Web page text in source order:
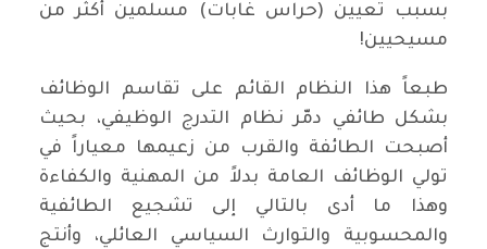
بسبب تعيين (حراس غابات) مسلمين أكثر من
مسيحيين!
طبعاً هذا النظام القائم على تقاسم الوظائف
بشكل طائفي دمّر نظام التدرج الوظيفي، بحيث
أصبحت الطائفة والقرب من زعيمها معياراً في
تولي الوظائف العامة بدلاً من المهنية والكفاءة
وهذا ما أدى بالتالي إلى تشجيع الطائفية
والمحسوبية والتوارث السياسي العائلي، وأنتج